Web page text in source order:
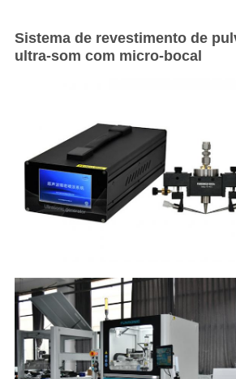
Sistema de revestimento de
ultra-som com micro-bocal